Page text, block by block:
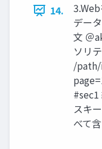
14.
デー
⽂ ＠
ソリ
/path/
#sec1
スキ
べて